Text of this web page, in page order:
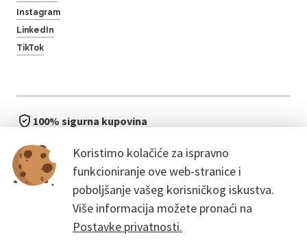
Koristimo kolačiće za ispravno
funkcioniranje ove web-stranice i
poboljšanje vašeg korisničkog iskustva.
Više informacija možete pronaći na
Postavke privatnosti.
Instagram
LinkedIn
TikTok
100% sigurna kupovina
bez čekanja u redu